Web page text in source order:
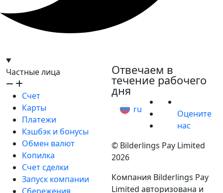
Частные лица
Счет
Карты
Платежи
Кэшбэк и бонусы
Обмен валют
Копилка
Счет сделки
Запуск компании
Отвечаем в
течение рабочего
дня
ru
Оцените
нас
© Bilderlings Pay Limited
2026
Компания Bilderlings Pay
Limited авторизована и